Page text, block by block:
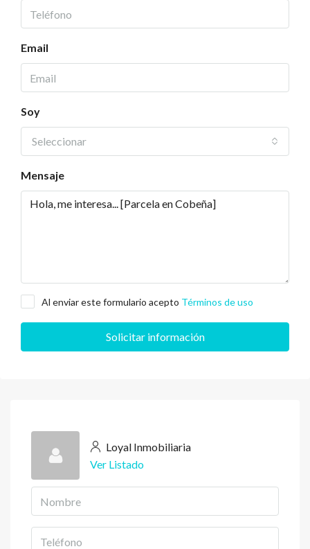
Email
Soy
Seleccionar
Mensaje
Al enviar este formulario acepto Términos de uso
Solicitar información
Loyal Inmobiliaria
Ver Listado